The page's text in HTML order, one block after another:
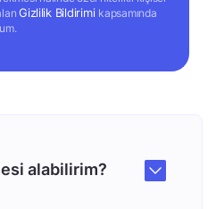
Gizlilik Bildirimi kapsamında
alabilirim?